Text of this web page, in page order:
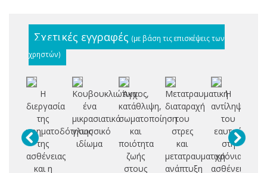
Σχετικές εγγραφές (με βάση τις επισκέψεις των
χρηστών)
Η
διεργασία
της
νοηματοδότησης
της
ασθένειας
και η
Κουβουκλιώτικα:
ένα
μικρασιατικό
γλωσσικό
ιδίωμα
Άγχος,
κατάθλιψη,
σωματοποίηση
και
ποιότητα
ζωής
στους
Μετατραυματική
διαταραχή
του
στρες
και
μετατραυματική
ανάπτυξη
Η
αντίληψη
του
εαυτού
στη
χρόνια
ασθένεια: